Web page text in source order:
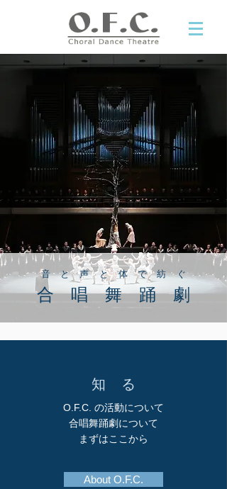
音 と 声 と 体 で 紡 ぐ
合 唱 舞 踊 劇
知 る
O.F.C. の活動について
合唱舞踊劇について
​まずはここから
About O.F.C.